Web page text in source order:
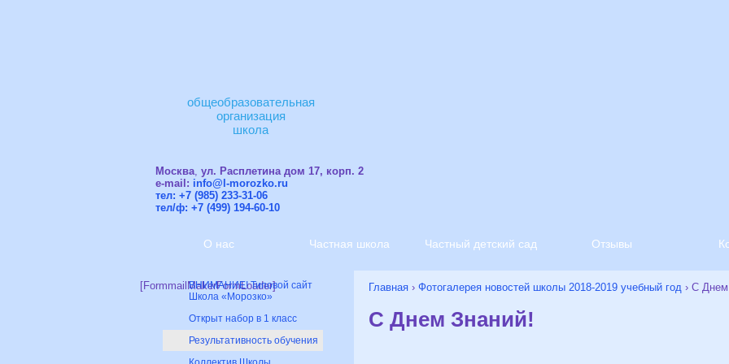
общеобразовательная
организация
школа
Москва, ул. Расплетина дом 17, корп. 2
e-mail: info@l-morozko.ru
тел: +7 (985) 233-31-06
тел/ф: +7 (499) 194-60-10
О нас Частная школа Частный детский сад Отзывы
[FormmailMakerFormLoader] Главная › Фотогалерея новостей школы 2018-2019 учебный год › С Днем
С Днем Знаний!
ВНИМАНИЕ! Типовой сайт
Школа «Морозко»
Открыт набор в 1 класс
Результативность обучения